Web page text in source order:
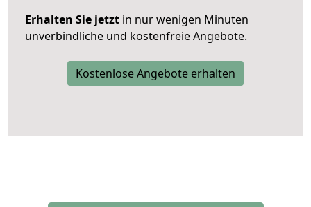
Erhalten Sie jetzt in nur wenigen Minuten
unverbindliche und kostenfreie Angebote.
Kostenlose Angebote erhalten